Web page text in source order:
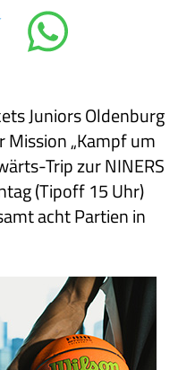
Juniors Oldenburg
„Kampf um
Trip zur NINERS
(Tipoff 15 Uhr)
acht Partien in